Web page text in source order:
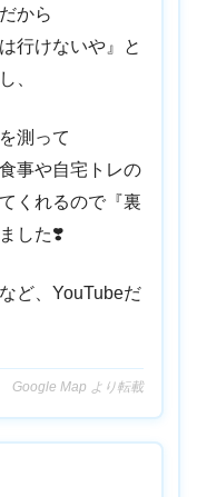
から
行けないや』と
、
測って
事や自宅トレの
くれるので『裏
した❣️
ど、YouTubeだ
Google Map より転載